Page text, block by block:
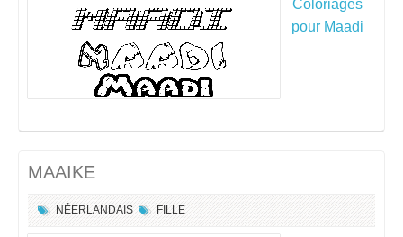
Coloriages
pour Maadi
MAAIKE
NÉERLANDAIS FILLE